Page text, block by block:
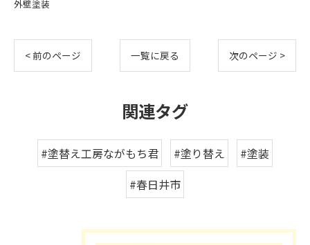
外壁塗装
< 前のページ 一覧に戻る 次のページ >
関連タグ
#塗替え工房ながもち君 #塗り替え
#塗装
#春日井市